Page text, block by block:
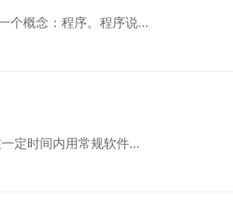
个概念：程序。程序说…
定时间内用常规软件…